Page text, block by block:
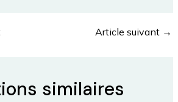
Article suivant →
similaires